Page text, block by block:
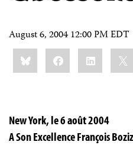
August 6, 2004 12:00 PM EDT
Share
this:BlueskyFacebookLinkedIn
New York, le 6 août 2004
A Son Excellence François